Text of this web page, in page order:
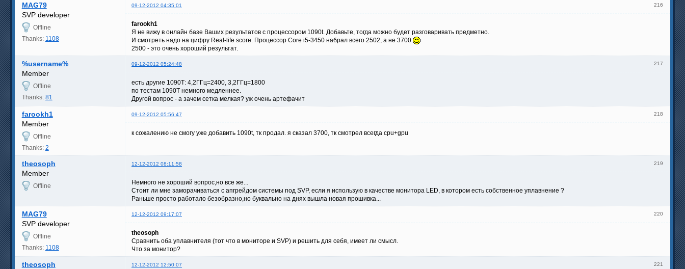
216
MAG79 09-12-2012 04:35:01
SVP developer
Offline
Thanks: 1108
farookh1
Я не вижу в онлайн базе Ваших результатов с процессором 1090t. Добавьте, тогда можно будет разговаривать предметно.
И смотреть надо на цифру Real-life score. Процессор Core i5-3450 набрал всего 2502, а не 3700
2500 - это очень хороший результат.
217
%username% 09-12-2012 05:24:48
Member
Offline
Thanks: 81
есть другие 1090Т: 4,2ГГц=2400, 3,2ГГц=1800
по тестам 1090Т немного медленнее.
Другой вопрос - а зачем сетка мелкая? уж очень артефачит
218
farookh1 09-12-2012 05:56:47
Member
Offline
Thanks: 2
к сожалению не смогу уже добавить 1090t, тк продал. я сказал 3700, тк смотрел всегда cpu+gpu
219
theosoph 12-12-2012 08:11:58
Member
Offline
Немного не хороший вопрос,но все же...
Стоит ли мне заморачиваться с апгрейдом системы под SVP, если я использую в качестве монитора LED, в котором есть собственное уплавнение ?
Раньше просто работало безобразно,но буквально на днях вышла новая прошивка...
220
MAG79 12-12-2012 09:17:07
SVP developer
Offline
Thanks: 1108
theosoph
Сравнить оба уплавнителя (тот что в мониторе и SVP) и решить для себя, имеет ли смысл.
Что за монитор?
221
theosoph 12-12-2012 12:50:07